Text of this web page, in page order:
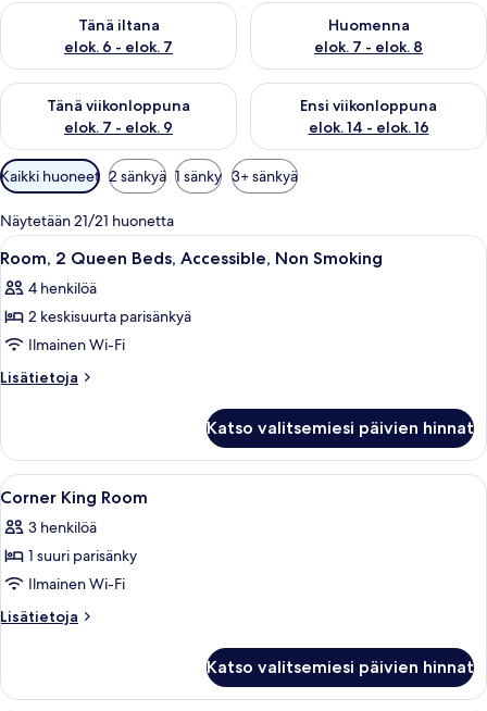
Tänä iltana
elok. 6 - elok. 7
Tarkista tämän illan saatavuus elok. 6 - elok. 7
Huomenna
elok. 7 - elok. 8
Tarkista huomisen saatavuus
Tänä viikonloppuna
elok. 7 - elok. 9
Tarkista tämän viikonlopun saatavuus elok. 7 - elok. 9
Ensi viikonloppuna
elok. 14 - elok. 16
Tarkista ensi viikonlopun
Huoneille
saatavilla
olevia
suodattimia
Kaikki huoneet 2 sänkyä 1 sänky 3+ sänkyä
Näytetään 21/21 huonetta
Avaa
kaikki
huonetyypin
Room,
2
Queen
Non
Smoking
kuvat
Hotellihuone, jossa on kaksi sänkyä,
3
Room, 2 Queen Beds, Accessible, Non Smoking
4 henkilöä
2 keskisuurta parisänkyä
Ilmainen Wi-Fi
Lisätietoja
Lisätietoja
Queen
Beds,
Accessible,
Smoking
Katso valitsemiesi päivien hinnat
Avaa
kaikki
huonetyypin
Corner
King
Room
3
Corner King Room
3 henkilöä
1 suuri parisänky
Ilmainen Wi-Fi
Lisätietoja
Lisätietoja
Room
Katso valitsemiesi päivien hinnat